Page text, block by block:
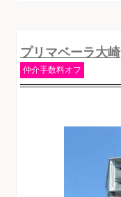
プリマベーラ大崎
仲介手数料オフ